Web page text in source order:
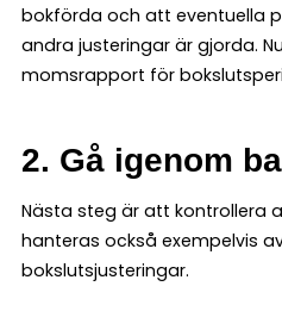
bokförda och att eventuella
andra justeringar är gjorda.
momsrapport för
2. Gå igenom
Nästa steg är att kontrollera
hanteras också exempelvis
bokslutsjusteringar.